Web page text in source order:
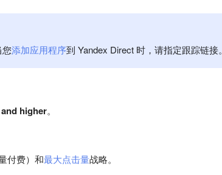
添加应用程序到 Yandex Direct 时，请指定跟踪链接。
higher。
付费）和最大点击量战略。